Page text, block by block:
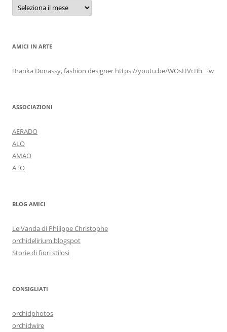
AMICI IN ARTE
Branka Donassy, fashion designer https://youtu.be/WOsHVcBh_Tw
ASSOCIAZIONI
AERADO
ALO
AMAO
ATO
BLOG AMICI
Le Vanda di Philippe Christophe
orchidelirium.blogspot
Storie di fiori stilosi
CONSIGLIATI
orchidphotos
orchidwire